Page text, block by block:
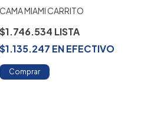
CAMA MIAMI CARRITO
$1.746.534
$1.135.247 ENEFECTIVO
Comprar